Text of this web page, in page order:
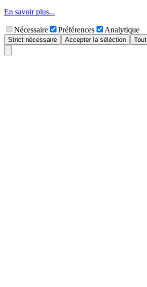
En savoir plus...
Nécessaire Préférences Analytique
Strict nécessaire Accepter la séléction